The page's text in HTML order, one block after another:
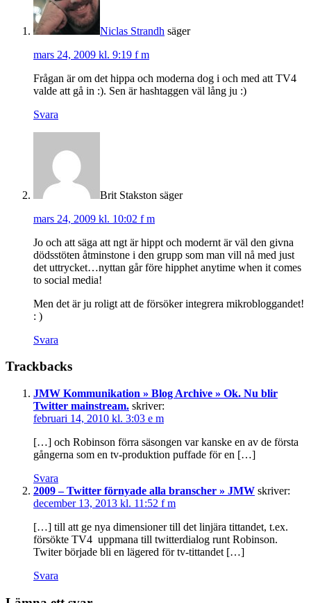
Niclas Strandh säger
mars 24, 2009 kl. 9:19 f m
Frågan är om det hippa och moderna dog i och med att TV4
valde att gå in :). Sen är hashtaggen väl lång ju :)
Svara
Brit Stakston säger
mars 24, 2009 kl. 10:02 f m
Jo och att säga att ngt är hippt och modernt är väl den givna
dödsstöten åtminstone i den grupp som man vill nå med just
det uttrycket…nyttan går före hipphet anytime when it comes
to social media!
Men det är ju roligt att de försöker integrera mikrobloggandet!
: )
Svara
Trackbacks
JMW Kommunikation » Blog Archive » Ok. Nu blir
Twitter mainstream. skriver:
februari 14, 2010 kl. 3:03 e m
[…] och Robinson förra säsongen var kanske en av de första
gångerna som en tv-produktion puffade för en […]
Svara
2009 – Twitter förnyade alla branscher » JMW skriver:
december 13, 2013 kl. 11:52 f m
[…] till att ge nya dimensioner till det linjära tittandet, t.ex.
försökte TV4 uppmana till twitterdialog runt Robinson.
Twiter började bli en lägered för tv-tittandet […]
Svara